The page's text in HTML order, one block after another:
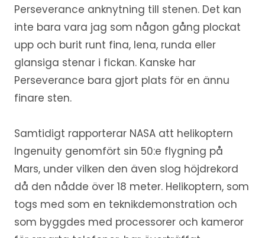
Perseverance anknytning till stenen. Det kan
inte bara vara jag som någon gång plockat
upp och burit runt fina, lena, runda eller
glansiga stenar i fickan. Kanske har
Perseverance bara gjort plats för en ännu
finare sten.
Samtidigt rapporterar NASA att helikoptern
Ingenuity genomfört sin 50:e flygning på
Mars, under vilken den även slog höjdrekord
då den nådde över 18 meter. Helikoptern, som
togs med som en teknikdemonstration och
som byggdes med processorer och kameror